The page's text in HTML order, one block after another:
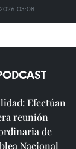
03:08
Efectúan
reunión
de
Nacional